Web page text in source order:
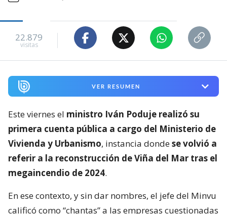
22.879
visitas
VER RESUMEN
Este viernes el ministro Iván Poduje realizó su
primera cuenta pública a cargo del Ministerio de
Vivienda y Urbanismo, instancia dondese volvió a
referir a la reconstrucción de Viña del Mar tras el
megaincendio de 2024.
En ese contexto, y sin dar nombres, el jefe del Minvu
calificó como “chantas” a las empresas cuestionadas